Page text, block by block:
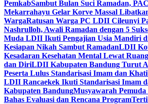
PemkabSambut Bulan Suci Ramadan,
Mekarrahayu Gelar Korve Massal
WargaRatusan Warga PC LDII Cileunyi
Nashrulloh, Awali Ramadan dengan 5
Muda LDII Ikuti Pengajian Usia Mandiri
Kesiapan Nikah Sambut RamadanLDII
Kesadaran Kesehatan Mental Lewat
dan DiriLDII Kabupaten Bandung Turut
Peserta Lulus Standarisasi Imam dan
LDII Rancaekek Ikuti Standarisasi Imam
Kabupaten BandungMusyawarah
Bahas Evaluasi dan Rencana Program